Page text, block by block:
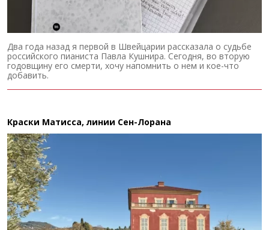
Два года назад я первой в Швейцарии рассказала о судьбе
российского пианиста Павла Кушнира. Сегодня, во вторую
годовщину его смерти, хочу напомнить о нем и кое-что
добавить.
Краски Матисса, линии Сен-Лорана